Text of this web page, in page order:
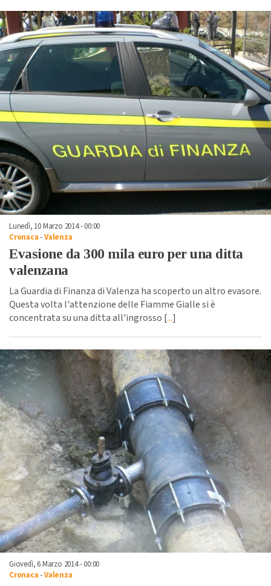
Lunedì, 10 Marzo 2014 - 00:00
Cronaca-Valenza
Evasione da 300 mila euro per una ditta
valenzana
La Guardia di Finanza di Valenza ha scoperto un altro evasore.
Questa volta l'attenzione delle Fiamme Gialle si è
concentrata su una ditta all'ingrosso [...]
Giovedì, 6 Marzo 2014 - 00:00
Cronaca-Valenza